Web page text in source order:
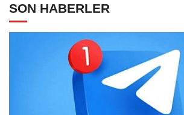
SON HABERLER